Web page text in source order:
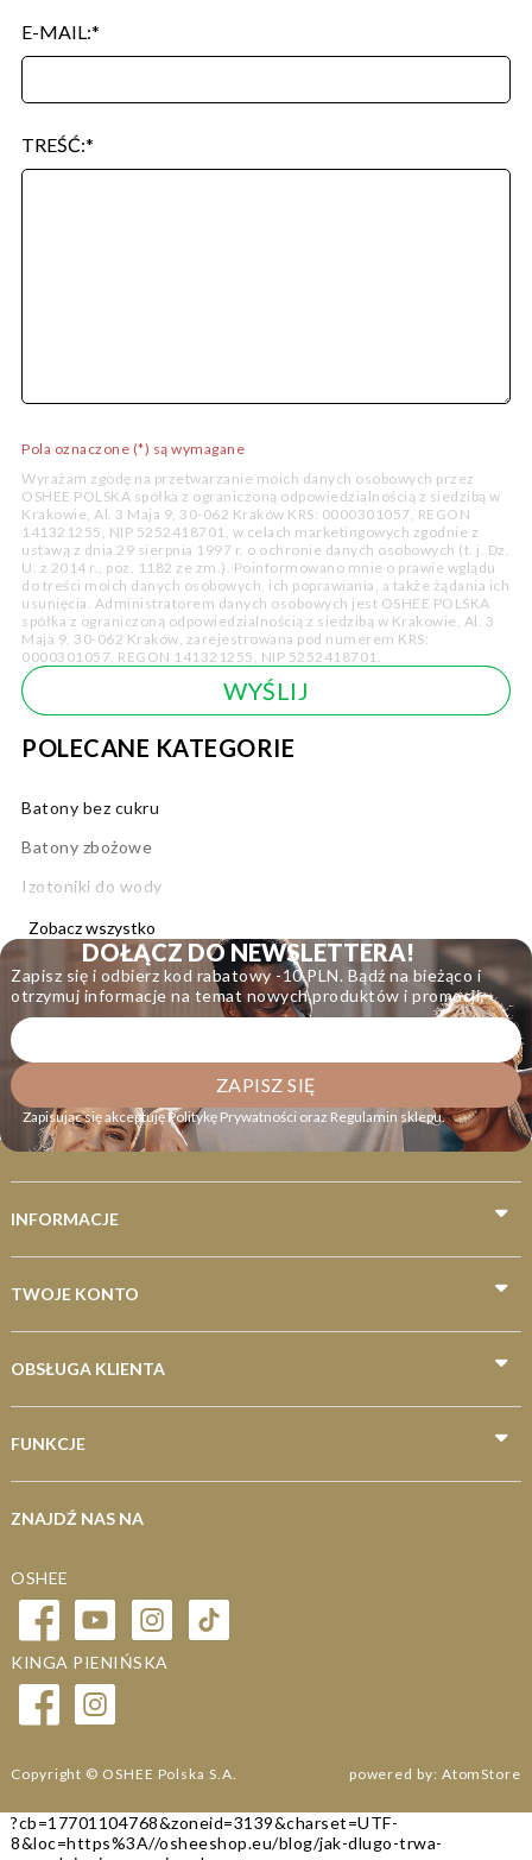
E-MAIL:
TREŚĆ:
Pola oznaczone (*) są wymagane
Wyrażam zgodę na przetwarzanie moich danych osobowych przez
OSHEE POLSKA spółka z ograniczoną odpowiedzialnością z siedzibą w
Krakowie, Al. 3 Maja 9, 30-062 Kraków KRS: 0000301057, REGON
141321255, NIP 5252418701, w celach marketingowych zgodnie z
ustawą z dnia 29 sierpnia 1997 r. o ochronie danych osobowych (t. j. Dz.
U. z 2014 r., poz. 1182 ze zm.). Poinformowano mnie o prawie wglądu
do treści moich danych osobowych, ich poprawiania, a także żądania ich
usunięcia. Administratorem danych osobowych jest OSHEE POLSKA
spółka z ograniczoną odpowiedzialnością z siedzibą w Krakowie, Al. 3
Maja 9, 30-062 Kraków, zarejestrowana pod numerem KRS:
0000301057, REGON 141321255, NIP 5252418701.
POLECANE KATEGORIE
Batony bez cukru
Batony zbożowe
Izotoniki do wody
Niskokaloryczne batony
Zdrowe batony
Napoje nawadniające
Wody smakowe
Zobacz wszystko
DOŁĄCZ DO NEWSLETTERA!
Zapisz się i odbierz kod rabatowy -10 PLN. Bądź na bieżąco i
otrzymuj informacje na temat nowych produktów i promocji.
Zapisując się akceptujęPolitykę Prywatności oraz Regulamin sklepu.
INFORMACJE
TWOJE KONTO
OBSŁUGA KLIENTA
FUNKCJE
ZNAJDŹ NAS NA
OSHEE
KINGA PIENIŃSKA
Copyright © OSHEE Polska S.A. powered by: AtomStore
?cb=17701104768&zoneid=3139&charset=UTF-
8&loc=https%3A//osheeshop.eu/blog/jak-dlugo-trwa-